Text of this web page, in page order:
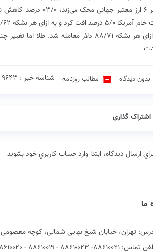
بدون دیدگاه مطالب روزنامه شناسه خبر : 9643 ♦
اشتراک گذاری
ارسال دیدگاه، ابتدا وارد حساب كاربري خود بشويد
ما
تهران، خیابان شیخ بهایی شمالی، کوچه معصومی
88610021- 88610023 - 88610019 - 88610020 پیش شماره 021